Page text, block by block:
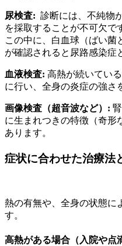
尿検査: 診断には、不純物
を採取することが不可欠で
この中に、白血球（ばい菌
が確認されると尿路感染症
血液検査: 高熱が続いてい
に行い、全身の炎症の強さ
画像検査（超音波など）:
に生まれつきの特徴（奇形
あります。
症状に合わせた治療法
熱の有無や、全身の状態に
す。
高熱がある場合（入院や点